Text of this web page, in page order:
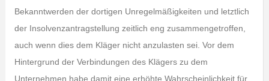
Bekanntwerden der dortigen Unregelmäßigkeiten und letztlich
der Insolvenzantragstellung zeitlich eng zusammengetroffen,
auch wenn dies dem Kläger nicht anzulasten sei. Vor dem
Hintergrund der Verbindungen des Klägers zu dem
Unternehmen habe damit eine erhöhte Wahrscheinlichkeit für